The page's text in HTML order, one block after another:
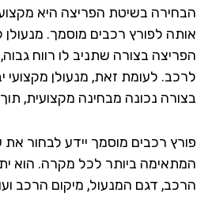
בשיטת הפריצה היא מקצועית
לפורץ רכבים מוסמך. מנעולן לא
בצורה שתניב לו רווח גבוה,
לעומת זאת, מנעולן מקצועי
נכונה מבחינה מקצועית, תוך
רכבים מוסמך יידע לבחור את
ביותר לכל מקרה. הוא יתחשב
דגם המנעול, מיקום הרכב ועוד.